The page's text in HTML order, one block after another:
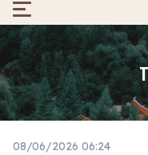
08/06/2026 06:24